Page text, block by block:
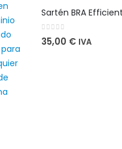
0 out of 5
35,00 € IVA